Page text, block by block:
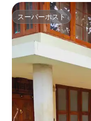
スーパーホスト
スーパーホスト